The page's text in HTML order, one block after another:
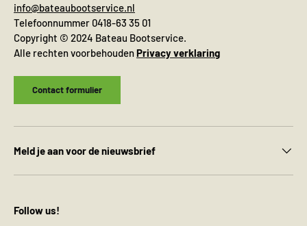
info@bateaubootservice.nl
Telefoonnummer 0418-63 35 01
Copyright © 2024 Bateau Bootservice.
Alle rechten voorbehoudenPrivacy verklaring
Contact formulier
Meld je aan voor de nieuwsbrief
Follow us!